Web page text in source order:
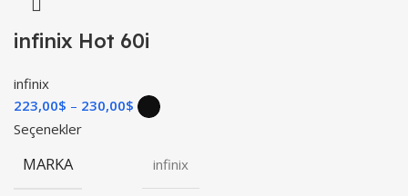
infinix Hot 60i
infinix
223,00$ 230,00$
Seçenekler
MARKA infinix